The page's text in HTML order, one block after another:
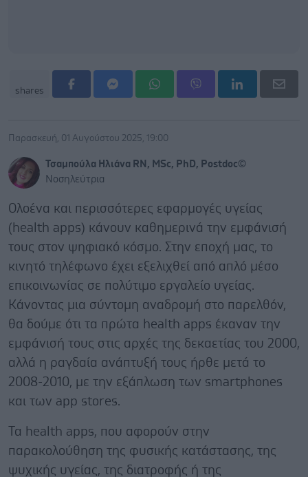
shares
Παρασκευή, 01 Αυγούστου 2025, 19:00
Τσαμπούλα Ηλιάνα RN, MSc, PhD, Postdoc©
Νοσηλεύτρια
Ολοένα και περισσότερες εφαρμογές υγείας
(health apps) κάνουν καθημερινά την εμφάνισή
τους στον ψηφιακό κόσμο. Στην εποχή μας, το
κινητό τηλέφωνο έχει εξελιχθεί από απλό μέσο
επικοινωνίας σε πολύτιμο εργαλείο υγείας.
Κάνοντας μια σύντομη αναδρομή στo παρελθόν,
θα δούμε ότι τα πρώτα health apps έκαναν την
εμφάνισή τους στις αρχές της δεκαετίας του 2000,
αλλά η ραγδαία ανάπτυξή τους ήρθε μετά το
2008-2010, με την εξάπλωση των smartphones
και των app stores.
Τα health apps, που αφορούν στην
παρακολούθηση της φυσικής κατάστασης, της
ψυχικής υγείας, της διατροφής ή της